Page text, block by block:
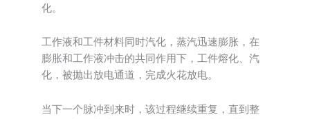
化。
工作液和工件材料同时汽化，蒸汽迅速膨胀，在
膨胀和工作液冲击的共同作用下，工件熔化、汽
化，被抛出放电通道，完成火花放电。
当下一个脉冲到来时，该过程继续重复，直到整